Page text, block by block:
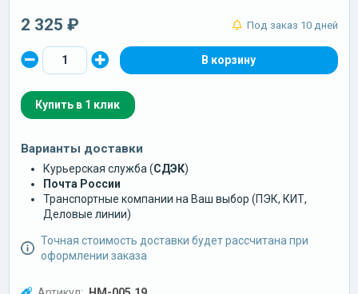
2 325 ₽ Под заказ 10 дней
Купить в 1 клик
Варианты доставки
Курьерская служба (СДЭК)
Почта России
Транспортные компании на Ваш выбор (ПЭК, КИТ,
Деловые линии)
Точная стоимость доставки будет рассчитана при
оформлении заказа